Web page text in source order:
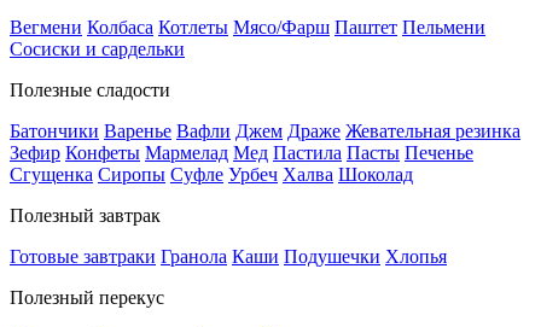
Вегмени Колбаса Котлеты Мясо/Фарш Паштет Пельмени
Сосиски и сардельки
Полезные сладости
Батончики Варенье Вафли Джем Драже Жевательная резинка
Зефир Конфеты Мармелад Мед Пастила Пасты Печенье
Сгущенка Сиропы Суфле Урбеч Халва Шоколад
Полезный завтрак
Готовые завтраки Гранола Каши Подушечки Хлопья
Полезный перекус